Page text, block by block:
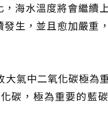
海水溫度將會繼續
生，並且愈加嚴重
氣中二氧化碳極為
碳，極為重要的藍